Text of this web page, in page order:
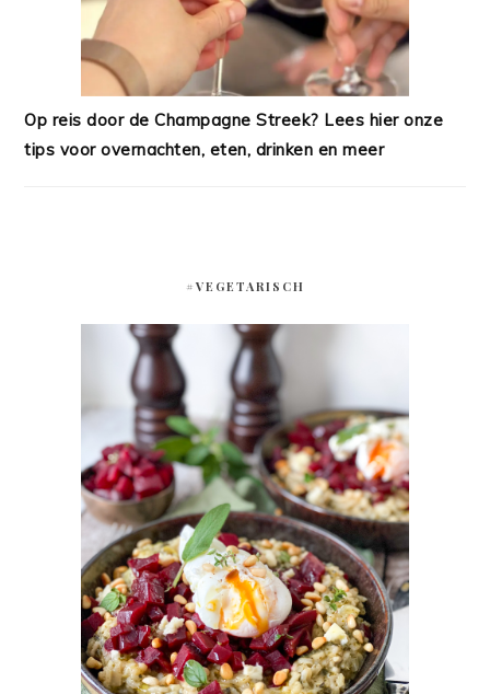
Op reis door de Champagne Streek? Lees hier onze
tips voor overnachten, eten, drinken en meer
#VEGETARISCH